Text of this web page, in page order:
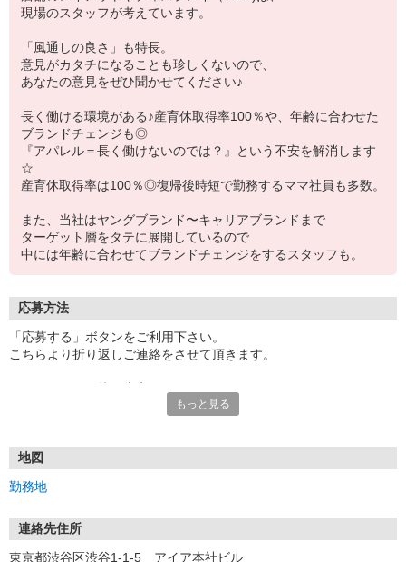
現場のスタッフが考えています。
「風通しの良さ」も特長。
意見がカタチになることも珍しくないので、
あなたの意見をぜひ聞かせてください♪
長く働ける環境がある♪産育休取得率100％や、年齢に合わせた
ブランドチェンジも◎
『アパレル＝長く働けないのでは？』という不安を解消します
☆
産育休取得率は100％◎復帰後時短で勤務するママ社員も多数。
また、当社はヤングブランド〜キャリアブランドまで
ターゲット層をタテに展開しているので
中には年齢に合わせてブランドチェンジをするスタッフも。
応募方法
「応募する」ボタンをご利用下さい。
こちらより折り返しご連絡をさせて頂きます。
電話での応募の場合は「イーアイデムを見ました」とお伝えくださ
もっと見る
地図
勤務地
連絡先住所
東京都渋谷区渋谷1-1-5 アイア本社ビル